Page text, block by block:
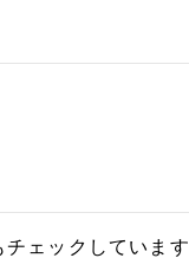
ェックしています